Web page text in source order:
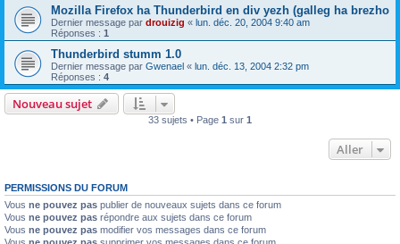
Mozilla Firefox ha Thunderbird en div yezh (galleg ha brezho
Dernier message par drouizig « lun. déc. 20, 2004 9:40 am
Réponses : 1
Thunderbird stumm 1.0
Dernier message par Gwenael « lun. déc. 13, 2004 2:32 pm
Réponses : 4
Nouveau sujet
33 sujets • Page 1 sur 1
Aller
PERMISSIONS DU FORUM
Vous ne pouvez pas publier de nouveaux sujets dans ce forum
Vous ne pouvez pas répondre aux sujets dans ce forum
Vous ne pouvez pas modifier vos messages dans ce forum